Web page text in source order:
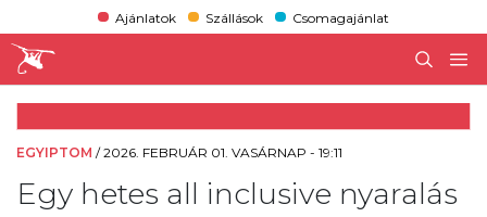
Ajánlatok Szállások Csomagajánlat
EGYIPTOM /2026. FEBRUÁR 01. VASÁRNAP - 19:11
Egy hetes all inclusive nyaralás